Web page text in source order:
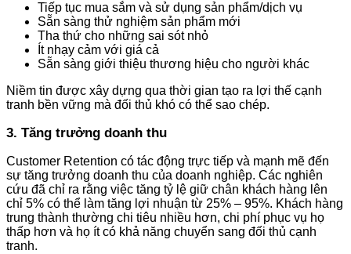
Tiếp tục mua sắm và sử dụng sản phẩm/dịch vụ
Sẵn sàng thử nghiệm sản phẩm mới
Tha thứ cho những sai sót nhỏ
Ít nhạy cảm với giá cả
Sẵn sàng giới thiệu thương hiệu cho người khác
Niềm tin được xây dựng qua thời gian tạo ra lợi thế cạnh
tranh bền vững mà đối thủ khó có thể sao chép.
3. Tăng trưởng doanh thu
Customer Retention có tác động trực tiếp và mạnh mẽ đến
sự tăng trưởng doanh thu của doanh nghiệp. Các nghiên
cứu đã chỉ ra rằng việc tăng tỷ lệ giữ chân khách hàng lên
chỉ 5% có thể làm tăng lợi nhuận từ 25% – 95%. Khách hàng
trung thành thường chi tiêu nhiều hơn, chi phí phục vụ họ
thấp hơn và họ ít có khả năng chuyển sang đối thủ cạnh
tranh.